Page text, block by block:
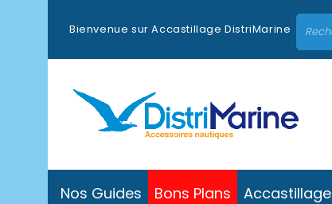
Bienvenue sur Accastillage DistriMarine
Nos Guides Bons Plans Accastillage